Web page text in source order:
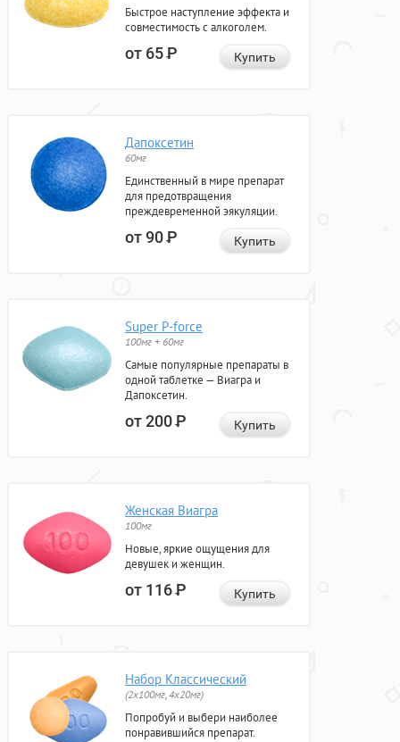
Быстрое наступление эффекта и
совместимость с алкоголем.
от 65Р Купить
Дапоксетин
60мг
Единственный в мире препарат
для предотвращения
преждевременной эякуляции.
от 90Р Купить
Super P-force
100мг + 60мг
Самые популярные препараты в
одной таблетке — Виагра и
Дапоксетин.
от 200Р Купить
Женская Виагра
100мг
Новые, яркие ощущения для
девушек и женщин.
от 116Р Купить
Набор Классический
(2x100мг, 4x20мг)
Попробуй и выбери наиболее
понравившийся препарат.